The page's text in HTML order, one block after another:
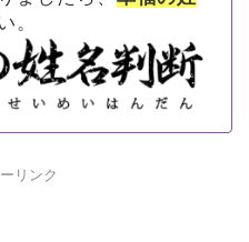
。
リンク